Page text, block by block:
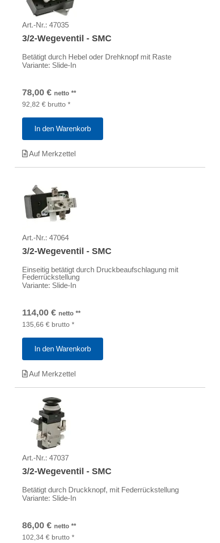
Art.-Nr.: 47035
3/2-Wegeventil - SMC
Betätigt durch Hebel oder Drehknopf mit Raste
Variante: Slide-In
78,00 € netto **
92,82 € brutto *
In den Warenkorb
Auf Merkzettel
Art.-Nr.: 47064
3/2-Wegeventil - SMC
Einseitig betätigt durch Druckbeaufschlagung mit
Federrückstellung
Variante: Slide-In
114,00 € netto **
135,66 € brutto *
In den Warenkorb
Auf Merkzettel
Art.-Nr.: 47037
3/2-Wegeventil - SMC
Betätigt durch Druckknopf, mit Federrückstellung
Variante: Slide-In
86,00 € netto **
102,34 € brutto *